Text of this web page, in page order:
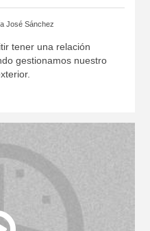
José Sánchez
tener una relación
gestionamos nuestro